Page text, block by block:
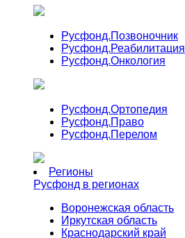
Русфонд.Позвоночник
Русфонд.Реабилитация
Русфонд.Онкология
Русфонд.Ортопедия
Русфонд.Право
Русфонд.Перелом
Регионы
Русфонд в регионах
Воронежская область
Иркутская область
Краснодарский край